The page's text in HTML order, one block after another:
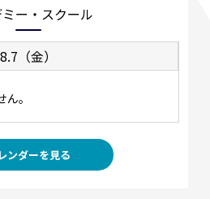
ー・スクール
8.7（金）
。
ンダーを見る